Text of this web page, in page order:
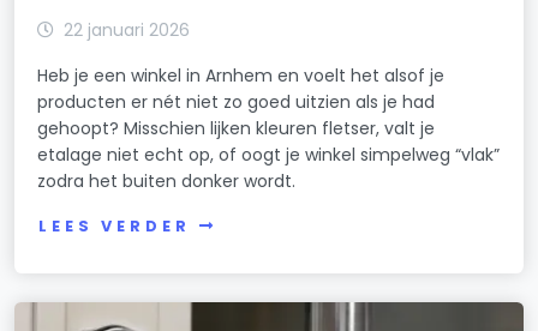
22 januari 2026
Heb je een winkel in Arnhem en voelt het alsof je
producten er nét niet zo goed uitzien als je had
gehoopt? Misschien lijken kleuren fletser, valt je
etalage niet echt op, of oogt je winkel simpelweg “vlak”
zodra het buiten donker wordt.
LEES VERDER